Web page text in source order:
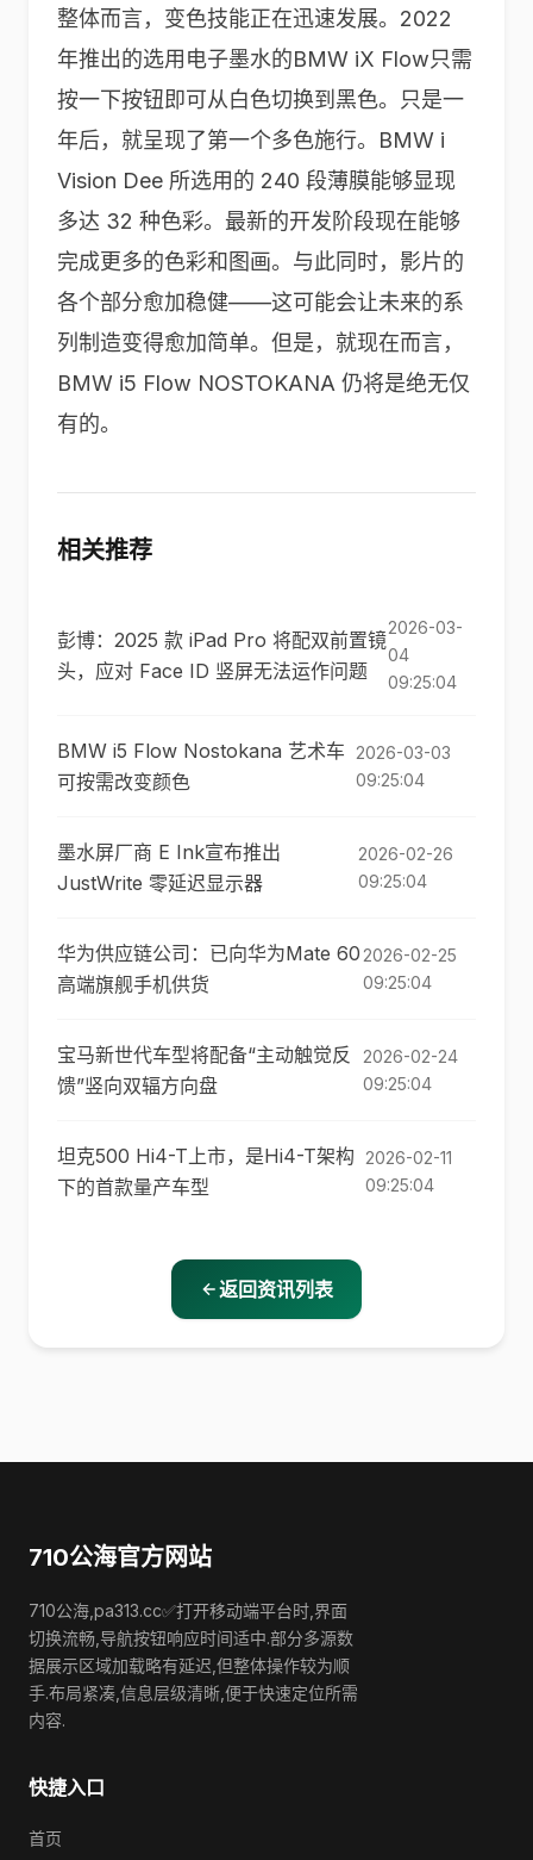
整体而言，变色技能正在迅速发展。2022
年推出的选用电子墨水的BMW iX Flow只需
按一下按钮即可从白色切换到黑色。只是一
年后，就呈现了第一个多色施行。BMW i
Vision Dee 所选用的 240 段薄膜能够显现
多达 32 种色彩。最新的开发阶段现在能够
完成更多的色彩和图画。与此同时，影片的
各个部分愈加稳健——这可能会让未来的系
列制造变得愈加简单。但是，就现在而言，
BMW i5 Flow NOSTOKANA 仍将是绝无仅
有的。
相关推荐
彭博：2025 款 iPad Pro 将配双前置镜
头，应对 Face ID 竖屏无法运作问题
2026-03-
04
09:25:04
BMW i5 Flow Nostokana 艺术车
可按需改变颜色
2026-03-03
09:25:04
墨水屏厂商 E Ink宣布推出
JustWrite 零延迟显示器
2026-02-26
09:25:04
华为供应链公司：已向华为Mate 60
高端旗舰手机供货
2026-02-25
09:25:04
宝马新世代车型将配备“主动触觉反
馈”竖向双辐方向盘
2026-02-24
09:25:04
坦克500 Hi4-T上市，是Hi4-T架构
下的首款量产车型
2026-02-11
09:25:04
返回资讯列表
710公海官方网站
710公海,pa313.cc✅打开移动端平台时,界面
切换流畅,导航按钮响应时间适中.部分多源数
据展示区域加载略有延迟,但整体操作较为顺
手.布局紧凑,信息层级清晰,便于快速定位所需
内容.
快捷入口
首页